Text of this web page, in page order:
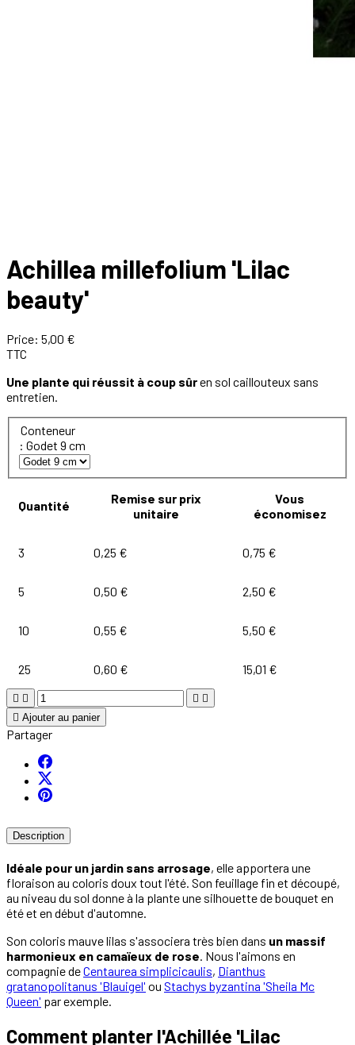
Achillea millefolium 'Lilac
beauty'
Price: 5,00 €
TTC
Une plante qui réussit à coup sûren sol caillouteux sans
entretien.
Conteneur
: Godet 9 cm
Quantité
Remise sur prix
unitaire
Vous
économisez
3 0,25 € 0,75 €
5 0,50 € 2,50 €
10 0,55 € 5,50 €
25 0,60 € 15,01 €
   
 Ajouter au panier
Partager
Description
Idéale pour un jardin sans arrosage, elle apportera une
floraison au coloris doux tout l'été. Son feuillage fin et découpé,
au niveau du sol donne à la plante une silhouette de bouquet en
été et en début d'automne.
Son coloris mauve lilas s'associera très bien dans un massif
harmonieux en camaïeux de rose. Nous l'aimons en
compagnie deCentaurea simplicicaulis, Dianthus
gratanopolitanus 'Blauigel' ou Stachys byzantina 'Sheila Mc
Queen' par exemple.
Comment planter l'Achillée 'Lilac